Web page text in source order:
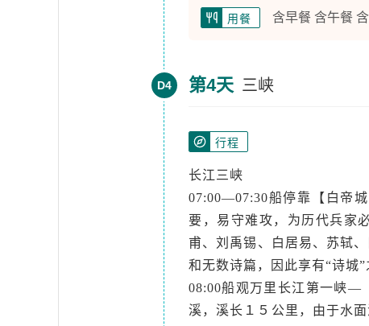
用餐 含早餐 含午餐
D4 第4天 三峡
行程
长江三峡
07:00—07:30船停靠【白帝
要，易守难攻，为历代兵家
甫、刘禹锡、白居易、苏轼
和无数诗篇，因此享有“诗城”
08:00船观万里长江第一峡—
溪，溪长１５公里，由于水